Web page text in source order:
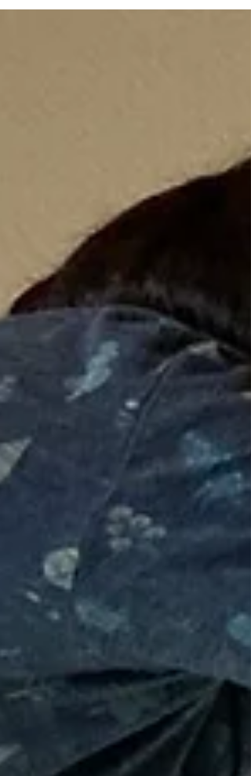
き 司馬遼太郎さんの言葉をおかりしました 司馬